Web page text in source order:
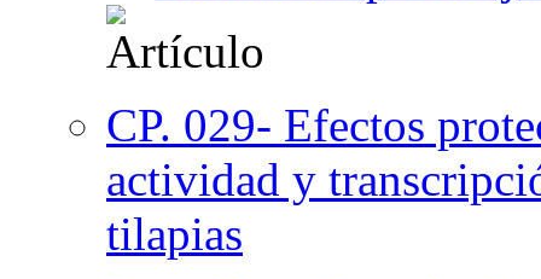
CP. 029- Efectos
actividad y
tilapias